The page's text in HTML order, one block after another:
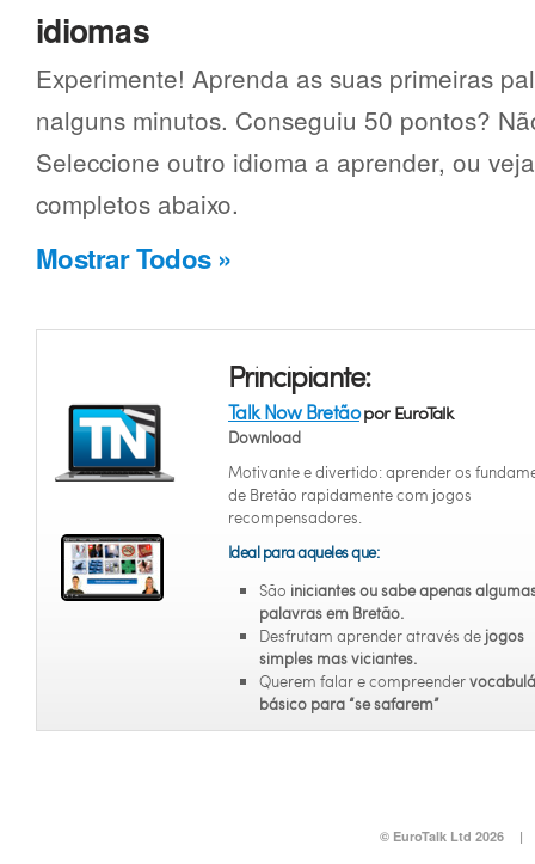
idiomas
Experimente! Aprenda as suas primeiras
nalguns minutos. Conseguiu 50 pontos?
Seleccione outro idioma a aprender, ou
completos abaixo.
Mostrar Todos »
Principiante:
Talk Now Bretãopor EuroTalk
Download
Motivante e divertido: aprender os
de Bretão rapidamente com jogos
recompensadores.
Ideal para aqueles que:
São iniciantesou sabe apenas
palavras em Bretão.
Desfrutam aprender através de jogos
simples mas viciantes.
Querem falar e compreender
básico para “se safarem”
© EuroTalk Ltd 2026 |